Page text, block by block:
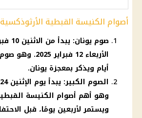
أصوام الكنيسة القبطية الأرثوذكسية في
صوم
الأربعاء 12 فبراير
أيام ويذكر بمعجزة يونان.
وهو أهم أصوام الكنيسة
ويستمر لأربعين يومًا، قبل